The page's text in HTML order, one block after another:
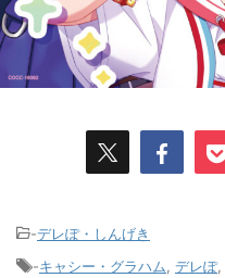
-デレぽ・しんげき
-キャシー・グラハム デレぽ,